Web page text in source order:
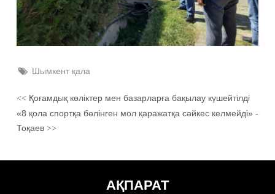
Шымкент қала
<<Қоғамдық көліктер мен базарларға бақылау күшейтілді
«8 қола спортқа бөлінген мол қаражатқа сәйкес келмейді» -
Тоқаев >>
АҚПАРАТ